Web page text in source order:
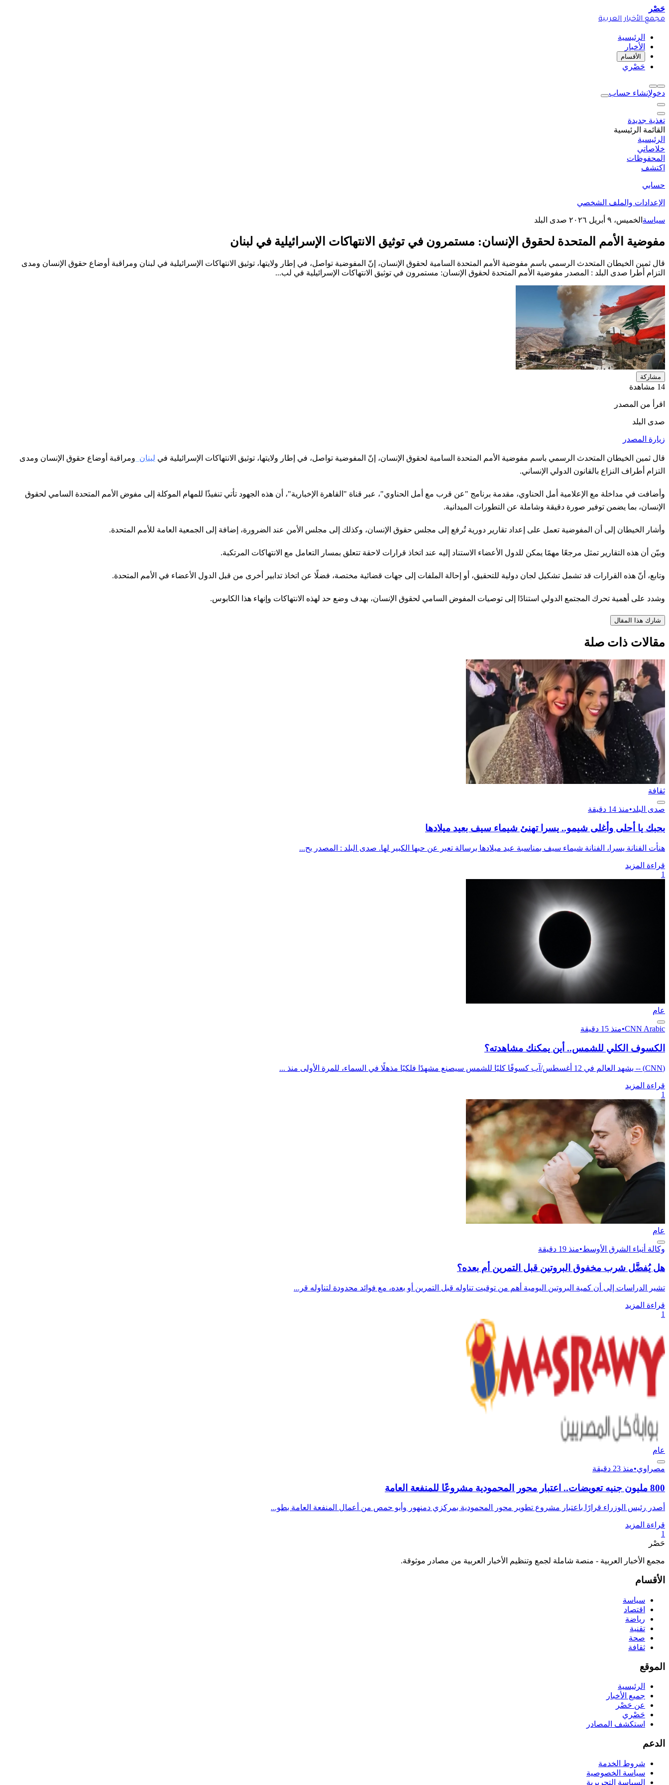
حَصْر
مجمع الأخبار العربية
الرئيسية
الأخبار
الأقسام
حَصْري
دخولإنشاء حساب
تغذية جديدة
القائمة الرئيسية
الرئيسية
خلاصاتي
المحفوظات
اكتشف
حسابي
الإعدادات والملف الشخصي
سياسة الخميس، ٩ أبريل ٢٠٢٦ صدى البلد
مفوضية الأمم المتحدة لحقوق الإنسان: مستمرون في توثيق الانتهاكات الإسرائيلية في لبنان
قال ثمين الخيطان المتحدث الرسمي باسم مفوضية الأمم المتحدة السامية لحقوق الإنسان، إنّ المفوضية تواصل، في إطار ولايتها، توثيق الانتهاكات الإسرائيلية في لبنان ومراقبة أوضاع حقوق الإنسان ومدى
التزام أطرا صدى البلد : المصدر مفوضية الأمم المتحدة لحقوق الإنسان: مستمرون في توثيق الانتهاكات الإسرائيلية في لب...
مشاركة
14 مشاهدة
اقرأ من المصدر
صدى البلد
زيارة المصدر
قال ثمين الخيطان المتحدث الرسمي باسم مفوضية الأمم المتحدة السامية لحقوق الإنسان، إنّ المفوضية تواصل، في إطار ولايتها، توثيق الانتهاكات الإسرائيلية في لبنان ومراقبة أوضاع حقوق الإنسان ومدى
التزام أطراف النزاع بالقانون الدولي الإنساني.
وأضافت في مداخلة مع الإعلامية أمل الحناوي، مقدمة برنامج "عن قرب مع أمل الحناوي"، عبر قناة "القاهرة الإخبارية"، أن هذه الجهود تأتي تنفيذًا للمهام الموكلة إلى مفوض الأمم المتحدة السامي لحقوق
الإنسان، بما يضمن توفير صورة دقيقة وشاملة عن التطورات الميدانية.
وأشار الخيطان إلى أن المفوضية تعمل على إعداد تقارير دورية تُرفع إلى مجلس حقوق الإنسان، وكذلك إلى مجلس الأمن عند الضرورة، إضافة إلى الجمعية العامة للأمم المتحدة.
وبيّن أن هذه التقارير تمثل مرجعًا مهمًا يمكن للدول الأعضاء الاستناد إليه عند اتخاذ قرارات لاحقة تتعلق بمسار التعامل مع الانتهاكات المرتكبة.
وتابع، أنّ هذه القرارات قد تشمل تشكيل لجان دولية للتحقيق، أو إحالة الملفات إلى جهات قضائية مختصة، فضلًا عن اتخاذ تدابير أخرى من قبل الدول الأعضاء في الأمم المتحدة.
وشدد على أهمية تحرك المجتمع الدولي استنادًا إلى توصيات المفوض السامي لحقوق الإنسان، بهدف وضع حد لهذه الانتهاكات وإنهاء هذا الكابوس.
شارك هذا المقال
مقالات ذات صلة
ثقافة
صدى البلد•منذ 14 دقيقة
بحبك يا أحلى وأغلى شيمو.. يسرا تهنئ شيماء سيف بعيد ميلادها
هنأت الفنانة يسرا، الفنانة شيماء سيف بمناسبة عيد ميلادها برسالة تعبر عن حبها الكبير لها. صدى البلد : المصدر بح...
قراءة المزيد
1
عام
CNN Arabic
•منذ 15 دقيقة
الكسوف الكلي للشمس.. أين يمكنك مشاهدته؟
(CNN) -- يشهد العالم في 12 أغسطس/آب كسوفًا كليًا للشمس سيصنع مشهدًا فلكيًا مذهلًا في السماء، للمرة الأولى منذ ...
قراءة المزيد
1
عام
وكالة أنباء الشرق الأوسط•منذ 19 دقيقة
هل يُفضَّل شرب مخفوق البروتين قبل التمرين أم بعده؟
تشير الدراسات إلى أن كمية البروتين اليومية أهم من توقيت تناوله قبل التمرين أو بعده، مع فوائد محدودة لتناوله قر...
قراءة المزيد
1
عام
مصراوي•منذ 23 دقيقة
800 مليون جنيه تعويضات.. اعتبار محور المحمودية مشروعًا للمنفعة العامة
أصدر رئيس الوزراء قرارًا باعتبار مشروع تطوير محور المحمودية بمركزي دمنهور وأبو حمص من أعمال المنفعة العامة بطو...
قراءة المزيد
1
حَصْر
مجمع الأخبار العربية - منصة شاملة لجمع وتنظيم الأخبار العربية من مصادر موثوقة.
الأقسام
سياسة
اقتصاد
رياضة
تقنية
صحة
ثقافة
الموقع
الرئيسية
جميع الأخبار
عن حَصْر
حَصْري
استكشف المصادر
الدعم
شروط الخدمة
سياسة الخصوصية
السياسة التحريرية